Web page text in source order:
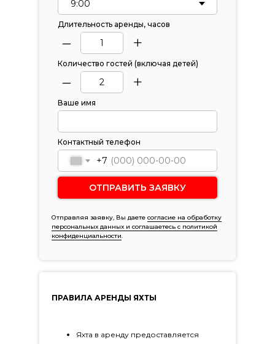
ПРАВИЛА АРЕНДЫ ЯХТЫ
Яхта в аренду предоставляется
Отправляя заявку, Вы даете согласие на обработку
персональных данных и соглашаетесь c политикой
конфиденциальности.
Длительность аренды, часов
– +
Количество гостей (включая детей)
– +
Ваше имя
Контактный телефон
+7
ОТПРАВИТЬ ЗАЯВКУ